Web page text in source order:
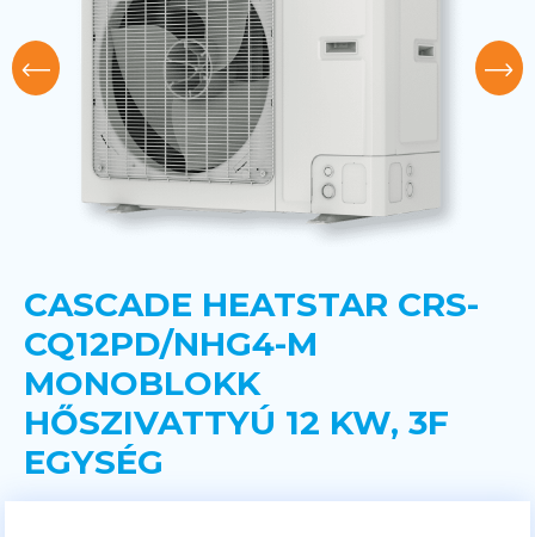
CASCADE HEATSTAR CRS-
CQ12PD/NHG4-M
MONOBLOKK
HŐSZIVATTYÚ 12 KW, 3F
EGYSÉG